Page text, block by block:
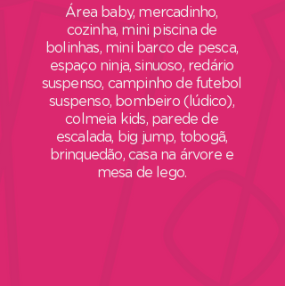
Área baby, mercadinho,
cozinha, mini piscina de
bolinhas, mini barco de pesca,
espaço ninja, sinuoso, redário
suspenso, campinho de futebol
suspenso, bombeiro (lúdico),
colmeia kids, parede de
escalada, big jump, tobogã,
brinquedão, casa na árvore e
mesa de lego.